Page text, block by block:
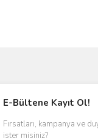
E-Bültene Kayıt Ol!
Fırsatları, kampanya ve
ister misiniz?